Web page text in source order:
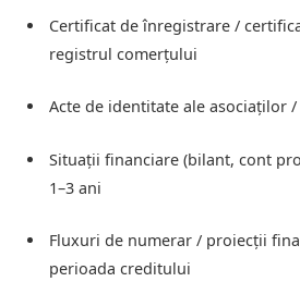
Certificat de înregistrare /
registrul comerțului
Acte de identitate ale asociaților
Situații financiare (bilant, cont
1–3 ani
Fluxuri de numerar / proiecții
perioada creditului